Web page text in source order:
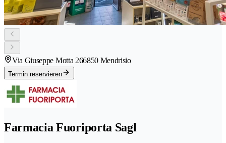
Via Giuseppe Motta 266850 Mendrisio
Termin reservieren
Farmacia Fuoriporta Sagl